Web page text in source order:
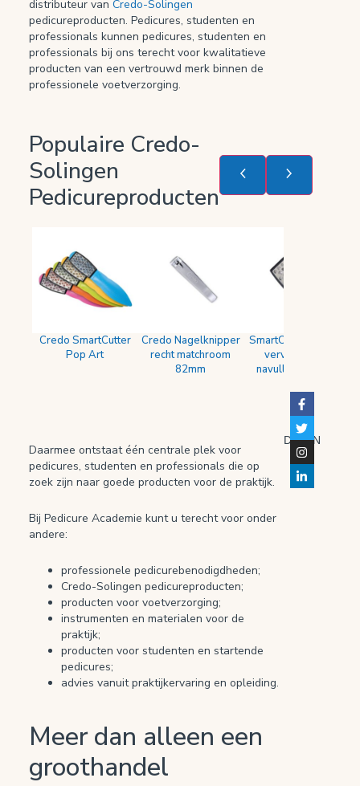
distributeur van Credo-Solingen
pedicureproducten. Pedicures, studenten en
professionals kunnen pedicures, studenten en
professionals bij ons terecht voor kwalitatieve
producten van een vertrouwd merk binnen de
professionele voetverzorging.
Populaire Credo-
Solingen
Pedicureproducten
Credo SmartCutter
Pop Art
Credo Nagelknipper
recht matchroom
82mm
SmartCutter eeltvijl
vervangclip –
navulling 2 stuks
Daarmee ontstaat één centrale plek voor
pedicures, studenten en professionals die op
zoek zijn naar goede producten voor de praktijk.
Bij Pedicure Academie kunt u terecht voor onder
andere:
professionele pedicurebenodigdheden;
Credo-Solingen pedicureproducten;
producten voor voetverzorging;
instrumenten en materialen voor de
praktijk;
producten voor studenten en startende
pedicures;
advies vanuit praktijkervaring en opleiding.
Meer dan alleen een
groothandel
DELEN